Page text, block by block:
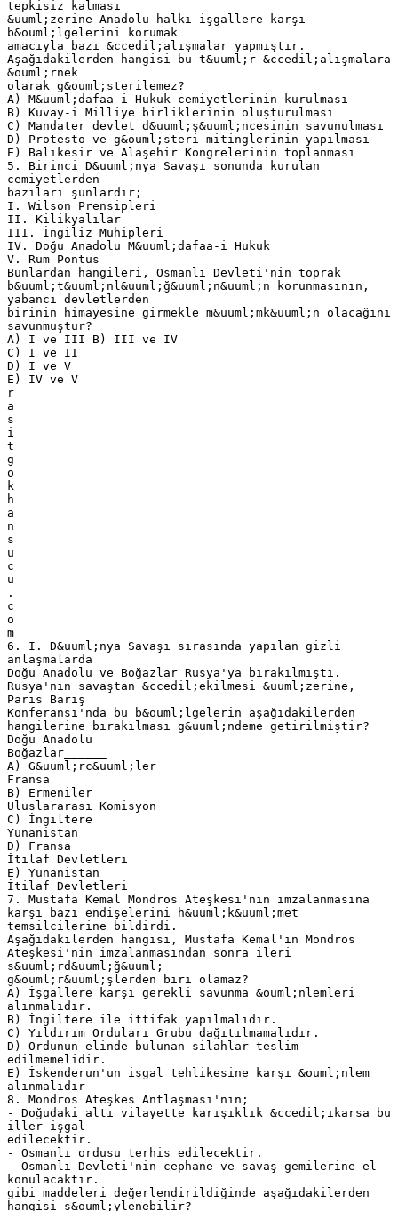
tepkisiz kalması
&uuml;zerine Anadolu halkı işgallere karşı
b&ouml;lgelerini korumak
amacıyla bazı &ccedil;alışmalar yapmıştır.
Aşağıdakilerden hangisi bu t&uuml;r &ccedil;alışmalara
&ouml;rnek
olarak g&ouml;sterilemez?
A) M&uuml;dafaa-i Hukuk cemiyetlerinin kurulması
B) Kuvay-i Milliye birliklerinin oluşturulması
C) Mandater devlet d&uuml;ş&uuml;ncesinin savunulması
D) Protesto ve g&ouml;steri mitinglerinin yapılması
E) Balıkesir ve Alaşehir Kongrelerinin toplanması
5. Birinci D&uuml;nya Savaşı sonunda kurulan
cemiyetlerden
bazıları şunlardır;
I. Wilson Prensipleri
II. Kilikyalılar
III. İngiliz Muhipleri
IV. Doğu Anadolu M&uuml;dafaa-i Hukuk
V. Rum Pontus
Bunlardan hangileri, Osmanlı Devleti'nin toprak
b&uuml;t&uuml;nl&uuml;ğ&uuml;n&uuml;n korunmasının,
yabancı devletlerden
birinin himayesine girmekle m&uuml;mk&uuml;n olacağını
savunmuştur?
A) I ve III B) III ve IV
C) I ve II
D) I ve V
E) IV ve V
r
a
s
i
t
g
o
k
h
a
n
s
u
c
u
.
c
o
m
6. I. D&uuml;nya Savaşı sırasında yapılan gizli
anlaşmalarda
Doğu Anadolu ve Boğazlar Rusya'ya bırakılmıştı.
Rusya'nın savaştan &ccedil;ekilmesi &uuml;zerine,
Paris Barış
Konferansı'nda bu b&ouml;lgelerin aşağıdakilerden
hangilerine bırakılması g&uuml;ndeme getirilmiştir?
Doğu Anadolu
Boğazlar______
A) G&uuml;rc&uuml;ler
Fransa
B) Ermeniler
Uluslararası Komisyon
C) İngiltere
Yunanistan
D) Fransa
İtilaf Devletleri
E) Yunanistan
İtilaf Devletleri
7. Mustafa Kemal Mondros Ateşkesi'nin imzalanmasına
karşı bazı endişelerini h&uuml;k&uuml;met
temsilcilerine bildirdi.
Aşağıdakilerden hangisi, Mustafa Kemal'in Mondros
Ateşkesi'nin imzalanmasından sonra ileri
s&uuml;rd&uuml;ğ&uuml;
g&ouml;r&uuml;şlerden biri olamaz?
A) İşgallere karşı gerekli savunma &ouml;nlemleri
alınmalıdır.
B) İngiltere ile ittifak yapılmalıdır.
C) Yıldırım Orduları Grubu dağıtılmamalıdır.
D) Ordunun elinde bulunan silahlar teslim
edilmemelidir.
E) İskenderun'un işgal tehlikesine karşı &ouml;nlem
alınmalıdır
8. Mondros Ateşkes Antlaşması'nın;
- Doğudaki altı vilayette karışıklık &ccedil;ıkarsa bu
iller işgal
edilecektir.
- Osmanlı ordusu terhis edilecektir.
- Osmanlı Devleti'nin cephane ve savaş gemilerine el
konulacaktır.
gibi maddeleri değerlendirildiğinde aşağıdakilerden
hangisi s&ouml;ylenebilir?